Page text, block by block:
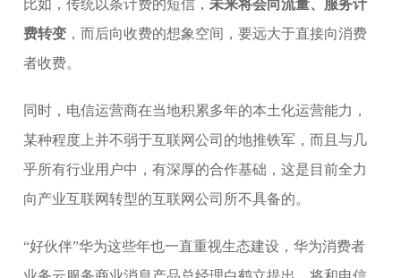
比如，传统以条计费的短信， 未来将会向流量、服务计
费转变 ，而后向收费的想象空间，要远大于直接向消费
者收费。
同时，电信运营商在当地积累多年的本土化运营能力，
某种程度上并不弱于互联网公司的地推铁军，而且与几
乎所有行业用户中，有深厚的合作基础，这是目前全力
向产业互联网转型的互联网公司所不具备的。
“好伙伴”华为这些年也一直重视生态建设，华为消费者